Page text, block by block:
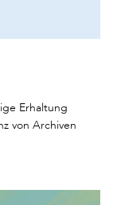
Erhaltung
von Archiven